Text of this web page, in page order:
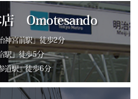
店 Omotesando
神宮前駅」徒歩2分
駅」徒歩5分
道駅」徒歩6分